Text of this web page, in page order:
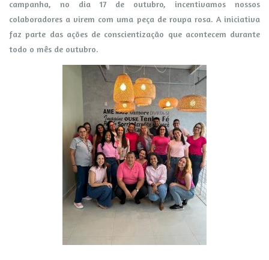
campanha, no dia 17 de outubro, incentivamos nossos
colaboradores a virem com uma peça de roupa rosa. A iniciativa
faz parte das ações de conscientização que acontecem durante
todo o mês de outubro.